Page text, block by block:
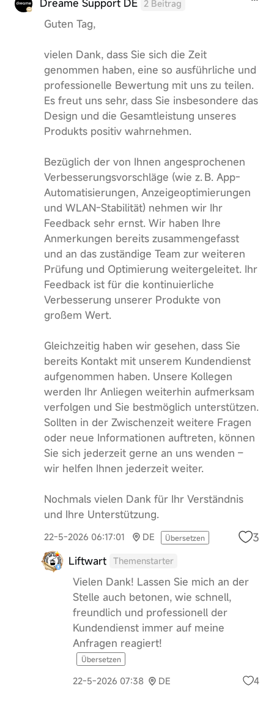
Dreame Support DE 2 Beitrag
Guten Tag,
vielen Dank, dass Sie sich die Zeit
genommen haben, eine so ausführliche und
professionelle Bewertung mit uns zu teilen.
Es freut uns sehr, dass Sie insbesondere das
Design und die Gesamtleistung unseres
Produkts positiv wahrnehmen.
Bezüglich der von Ihnen angesprochenen
Verbesserungsvorschläge (wie z. B. App-
Automatisierungen, Anzeigeoptimierungen
und WLAN-Stabilität) nehmen wir Ihr
Feedback sehr ernst. Wir haben Ihre
Anmerkungen bereits zusammengefasst
und an das zuständige Team zur weiteren
Prüfung und Optimierung weitergeleitet. Ihr
Feedback ist für die kontinuierliche
Verbesserung unserer Produkte von
großem Wert.
Gleichzeitig haben wir gesehen, dass Sie
bereits Kontakt mit unserem Kundendienst
aufgenommen haben. Unsere Kollegen
werden Ihr Anliegen weiterhin aufmerksam
verfolgen und Sie bestmöglich unterstützen.
Sollten in der Zwischenzeit weitere Fragen
oder neue Informationen auftreten, können
Sie sich jederzeit gerne an uns wenden –
wir helfen Ihnen jederzeit weiter.
Nochmals vielen Dank für Ihr Verständnis
und Ihre Unterstützung.
22-5-2026 06:17:01 DE Übersetzen 3
Liftwart Themenstarter
Vielen Dank! Lassen Sie mich an der
Stelle auch betonen, wie schnell,
freundlich und professionell der
Kundendienst immer auf meine
Anfragen reagiert!
Übersetzen
22-5-2026 07:38 DE 4